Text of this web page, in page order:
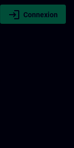
login Connexion